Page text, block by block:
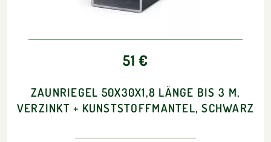
51 €
ZAUNRIEGEL 50X30X1,8 LÄNGE BIS 3 M,
VERZINKT + KUNSTSTOFFMANTEL, SCHWARZ